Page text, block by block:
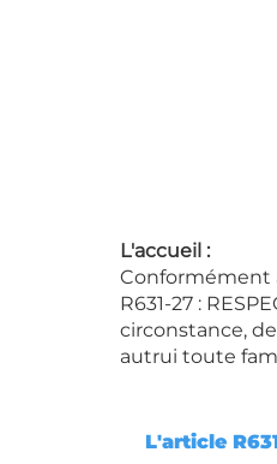
L'accueil :
Conformément
R631-27 :
circonstance,
autrui toute
L'article